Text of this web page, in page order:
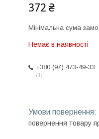
372 ₴
Мінімальна сума
Немає в наявності
+380 (97) 473-49-33
1
повернення товару